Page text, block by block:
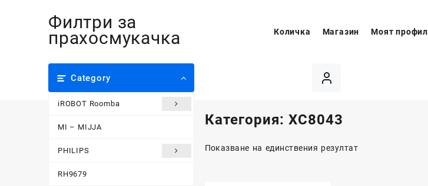
Филтри за
прахосмукачка Количка Магазин Моят профил
Category
iROBOT Roomba
MI – MIJJA
PHILIPS
RH9679
Категория: XC8043
Показване на единствения резултат